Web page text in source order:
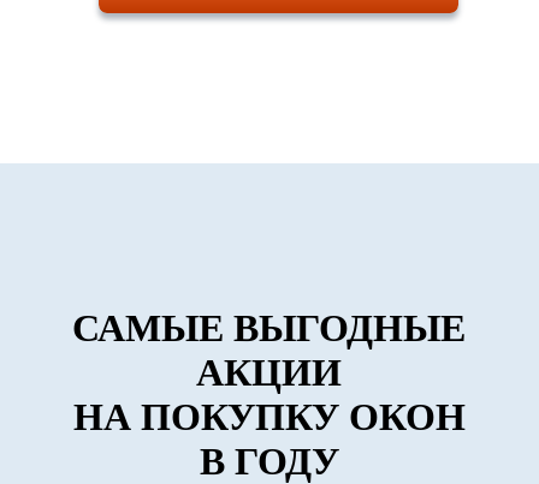
САМЫЕ ВЫГОДНЫЕ
АКЦИИ
НА ПОКУПКУ ОКОН
В ГОДУ